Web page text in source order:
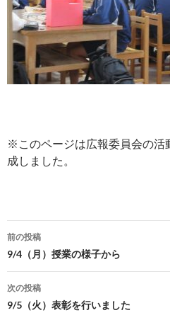
※このページは広報委員会の活
成しました。
投
稿
ナ
前の投稿
9/4（月）授業の様子から
次の投稿
9/5（火）表彰を行いました